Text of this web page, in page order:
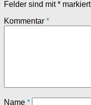
Felder sind mit* markiert
Kommentar *
Name *